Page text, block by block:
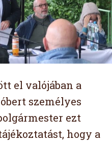
el valójában a
személyes
ezt
hogy a